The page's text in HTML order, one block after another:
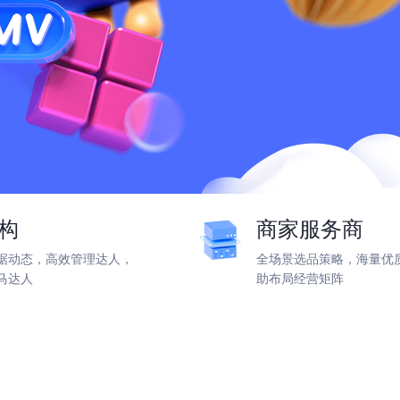
动态，高效管理达人，
达人
商家服务商
全场景选品策略，海量优
助布局经营矩阵